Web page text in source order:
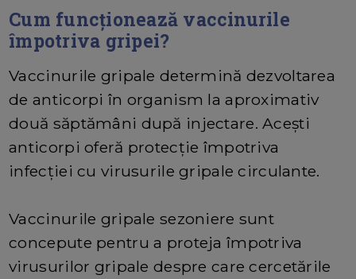
Cum funcționează vaccinurile
împotriva gripei?
Vaccinurile gripale determină dezvoltarea
de anticorpi în organism la aproximativ
două săptămâni după injectare. Acești
anticorpi oferă protecție împotriva
infecției cu virusurile gripale circulante.
Vaccinurile gripale sezoniere sunt
concepute pentru a proteja împotriva
virusurilor gripale despre care cercetările